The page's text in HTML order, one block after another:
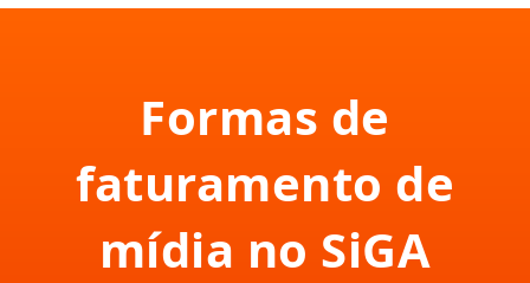
Formas de
faturamento de
mídia no SiGA